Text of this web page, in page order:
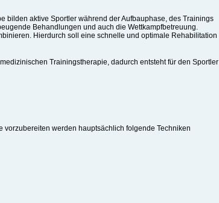
bilden aktive Sportler während der Aufbauphase, des Trainings
Behandlungen und auch die Wettkampfbetreuung.
Hierdurch soll eine schnelle und optimale Rehabilitation
Trainingstherapie, dadurch entsteht für den Sportler
werden hauptsächlich folgende Techniken